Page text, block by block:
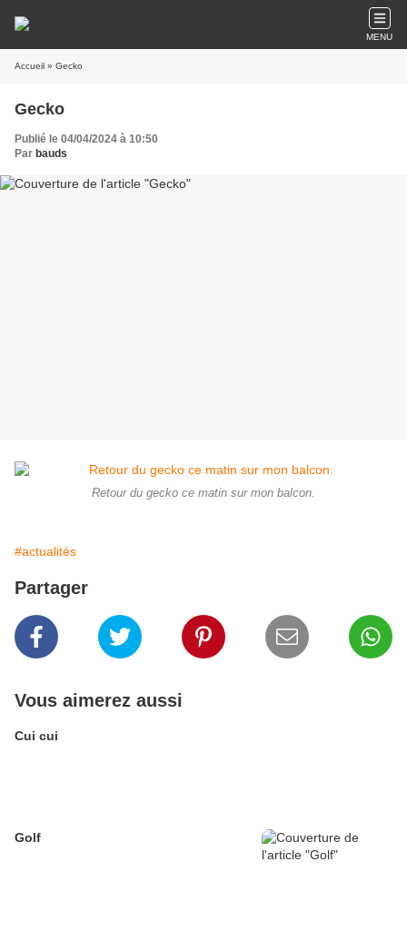
MENU
Accueil » Gecko
Gecko
Publié le 04/04/2024 à 10:50
Par bauds
Retour du gecko ce matin sur mon balcon.
#actualités
Partager
Vous aimerez aussi
Cui cui
Golf